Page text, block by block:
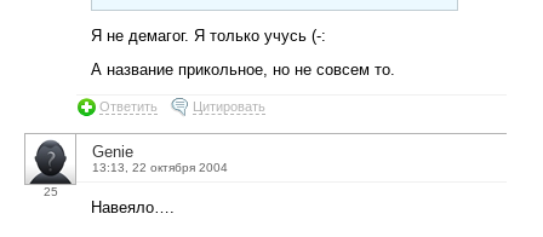
Я не демагог. Я только учусь (-:
А название прикольное, но не совсем то.
Ответить Цитировать
25
Genie
13:13, 22 октября 2004
Навеяло….